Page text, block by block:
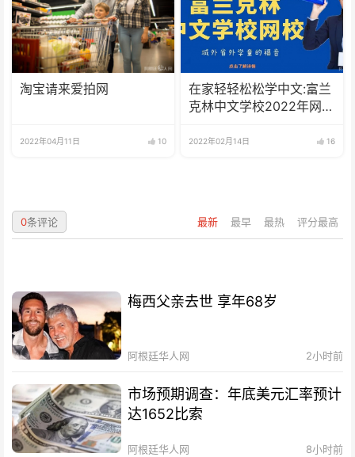
淘宝请来爱拍网
2022年04月11日 10
在家轻轻松松学中文:富兰
克林中文学校2022年网校
2022年02月14日 16
最新 最早 最热 评分最高
0条评论
梅西父亲去世 享年68岁
阿根廷华人网 2小时前
市场预期调查：年底美元汇率预计
达1652比索
阿根廷华人网 8小时前